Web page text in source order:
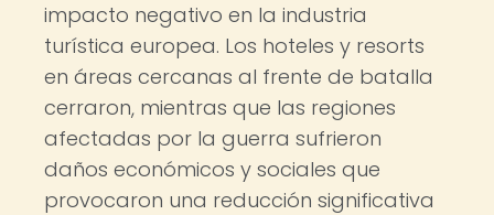
impacto negativo en la industria
turística europea. Los hoteles y resorts
en áreas cercanas al frente de batalla
cerraron, mientras que las regiones
afectadas por la guerra sufrieron
daños económicos y sociales que
provocaron una reducción significativa